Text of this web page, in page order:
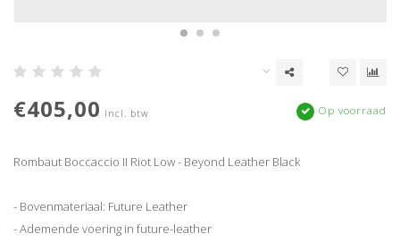
€405,00 Incl. btw Op voorraad
Rombaut Boccaccio II Riot Low - Beyond Leather Black
- Bovenmateriaal: Future Leather
- Ademende voering in future-leather